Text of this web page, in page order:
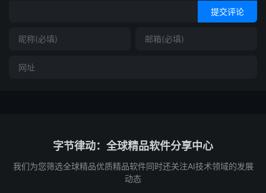
提交评论
字节律动：全球精品软件分享中心
我们为您筛选全球精品优质精品软件同时还关注AI技术领域的发展
动态